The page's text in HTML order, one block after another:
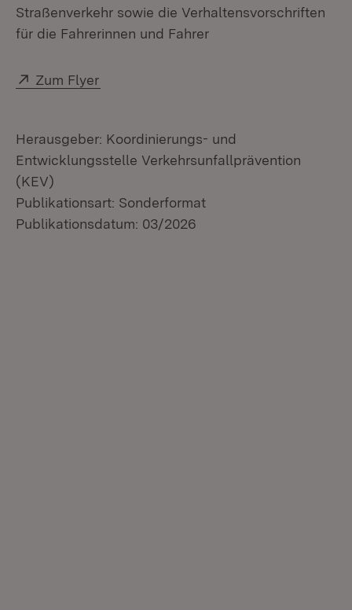
Straßenverkehr sowie die Verhaltensvorschriften
für die Fahrerinnen und Fahrer
Extern:
Zum Flyer
Herausgeber: Koordinierungs- und
Entwicklungsstelle Verkehrsunfallprävention
(KEV)
Publikationsart: Sonderformat
Publikationsdatum: 03/2026